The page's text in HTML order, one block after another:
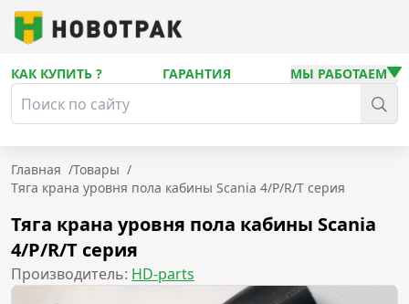
КАК КУПИТЬ ? ГАРАНТИЯ МЫ РАБОТАЕМ
Главная /Товары /
Тяга крана уровня пола кабины Scania 4/P/R/T серия
Тяга крана уровня пола кабины Scania
4/P/R/T серия
Производитель: HD-parts